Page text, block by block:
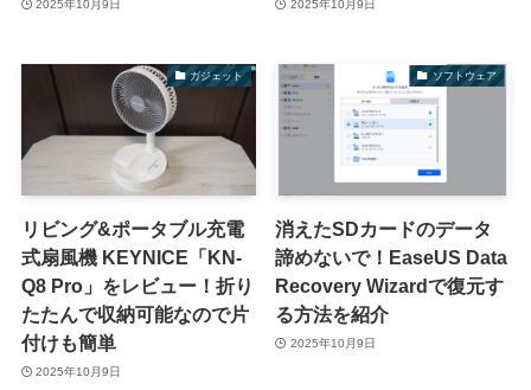
2025年10月9日 2025年10月9日
ガジェット
リビング&ポータブル充電
式扇風機 KEYNICE「KN-
Q8 Pro」をレビュー！折り
たたんで収納可能なので片
付けも簡単
2025年10月9日
ソフトウェア
消えたSDカードのデータ
諦めないで！EaseUS Data
Recovery Wizardで復元す
る方法を紹介
2025年10月9日